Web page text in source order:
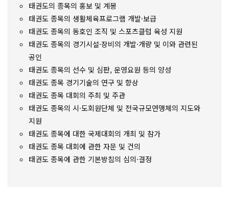
태권도의 종목의 홍보 및 계몽
태권도 종목의 생활체육프로그램 개발·보급
태권도 종목의 동호인 조직 및 스포츠클럽 육성 지원
태권도 종목의 경기시설·장비의 개발·개량 및 이와 관련된
공인
태권도 종목의 선수 및 심판, 운영요원 등의 양성
태권도 종목 경기기술의 연구 및 향상
태권도 종목 대회의 주최 및 주관
태권도 종목의 시·도회원단체 및 전국규모연맹체의 지도와
지원
태권도 종목에 대한 국제대회의 개최 및 참가
태권도 종목 대회에 관한 자문 및 건의
태권도 종목에 관한 기본방침의 심의·결정